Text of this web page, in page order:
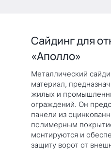
Сайдинг для
«Аполло»
Металлический
материал,
жилых и
ограждений. Он
панели из
полимерным
монтируются и
защиту ворот от